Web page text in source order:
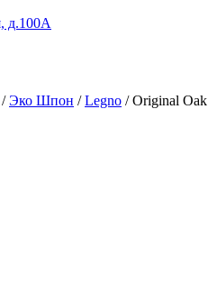
д.100А
/Эко Шпон /Legno /Original Oak